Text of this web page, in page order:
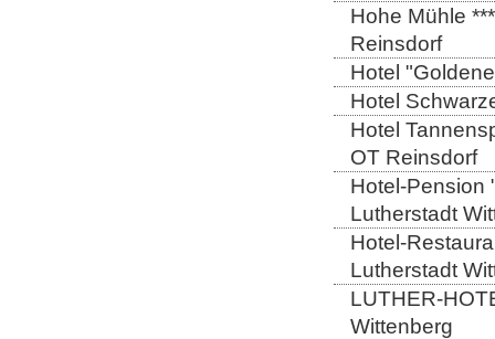
Hohe Mühle
Reinsdorf
Hotel
Hotel
Hotel
OT Reinsdorf
Hotel-Pension
Lutherstadt
Hotel-
Lutherstadt
LUTHER-
Wittenberg